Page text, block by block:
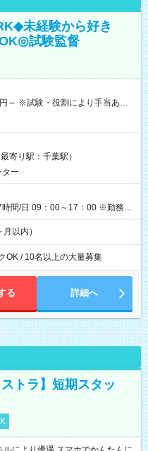
未経験から好き
試験監督
給（前払い）オプションあ
ら1週間ほどで給与の一部を受け
（休憩1時間） 時給1,300円
※当日の役割により時給＋100
～13:30（休憩なし） 時給1,300
収8,400円＋交通費 【試用期
寄り駅：千葉駅）
ー
時間/日 09：00～17：00 ※勤務時
。
以内）
OK / 10名以上の大量募集
る 詳細へ
トラ】短期スタッ